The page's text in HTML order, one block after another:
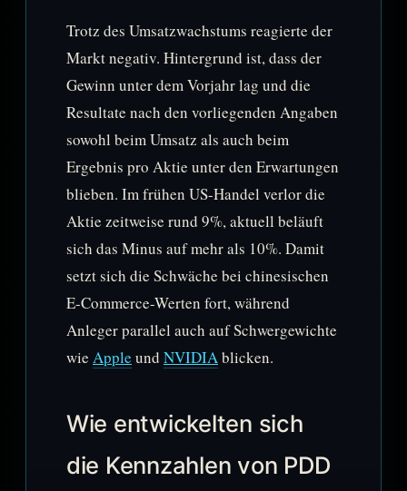
Trotz des Umsatzwachstums reagierte der
Markt negativ. Hintergrund ist, dass der
Gewinn unter dem Vorjahr lag und die
Resultate nach den vorliegenden Angaben
sowohl beim Umsatz als auch beim
Ergebnis pro Aktie unter den Erwartungen
blieben. Im frühen US-Handel verlor die
Aktie zeitweise rund 9%, aktuell beläuft
sich das Minus auf mehr als 10%. Damit
setzt sich die Schwäche bei chinesischen
E-Commerce-Werten fort, während
Anleger parallel auch auf Schwergewichte
wie Apple und NVIDIAblicken.
Wie entwickelten sich
die Kennzahlen von PDD